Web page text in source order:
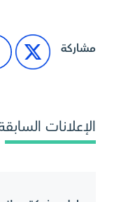
مشاركة
الإعلانات